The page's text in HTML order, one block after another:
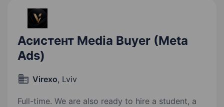
Асистент Media Buyer (Meta
Ads)
Virexo, Lviv
Full-time. We are also ready to hire a student, a